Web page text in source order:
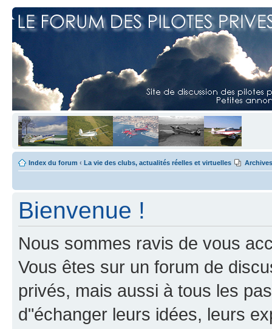
Index du forum ‹ La vie des clubs, actualités réelles et virtuelles Archives
Bienvenue !
Nous sommes ravis de vous
Vous êtes sur un forum de
privés, mais aussi à tous les
d"échanger leurs idées, leurs